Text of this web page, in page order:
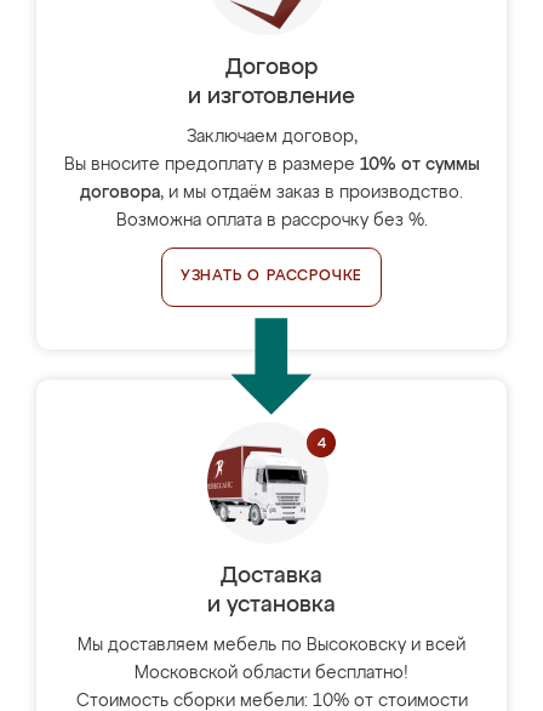
Договор
и изготовление
Заключаем договор,
Вы вносите предоплату в размере 10% от суммы
договора, и мы отдаём заказ в производство.
Возможна оплата в рассрочку без %.
УЗНАТЬ О РАССРОЧКЕ
Доставка
и установка
Мы доставляем мебель по Высоковску и всей
Московской области бесплатно!
Стоимость сборки мебели: 10% от стоимости